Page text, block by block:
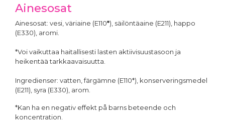
Ainesosat
Ainesosat: vesi, väriaine (E110*), säilöntäaine (E211), happo
(E330), aromi.
*Voi vaikuttaa haitallisesti lasten aktiivisuustasoon ja
heikentää tarkkaavaisuutta.
Ingredienser: vatten, färgämne (E110*), konserveringsmedel
(E211), syra (E330), arom.
*Kan ha en negativ effekt på barns beteende och
koncentration.